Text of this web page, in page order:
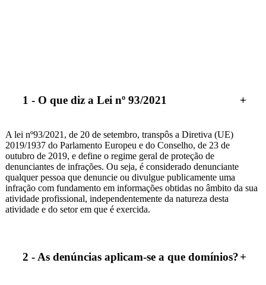
1 - O que diz a Lei nº 93/2021
A lei nº93/2021, de 20 de setembro, transpôs a Diretiva (UE)
2019/1937 do Parlamento Europeu e do Conselho, de 23 de
outubro de 2019, e define o regime geral de proteção de
denunciantes de infrações. Ou seja, é considerado denunciante
qualquer pessoa que denuncie ou divulgue publicamente uma
infração com fundamento em informações obtidas no âmbito da sua
atividade profissional, independentemente da natureza desta
atividade e do setor em que é exercida.
2 - As denúncias aplicam-se a que domínios?